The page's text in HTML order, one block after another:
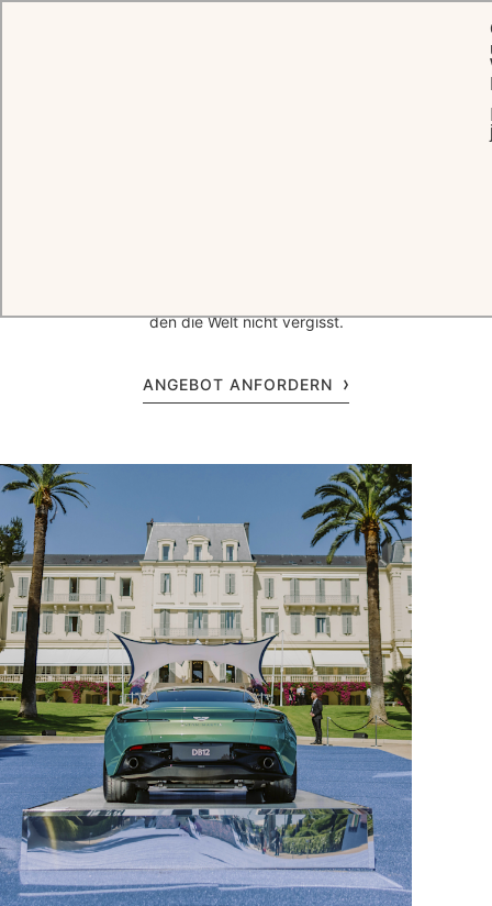
den die Welt nicht vergisst.
ANGEBOT ANFORDERN